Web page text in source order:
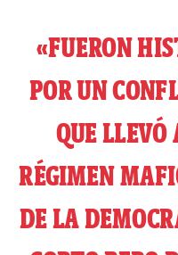
«FUERON
POR UN
QUE LLEVÓ
RÉGIMEN
DE LA